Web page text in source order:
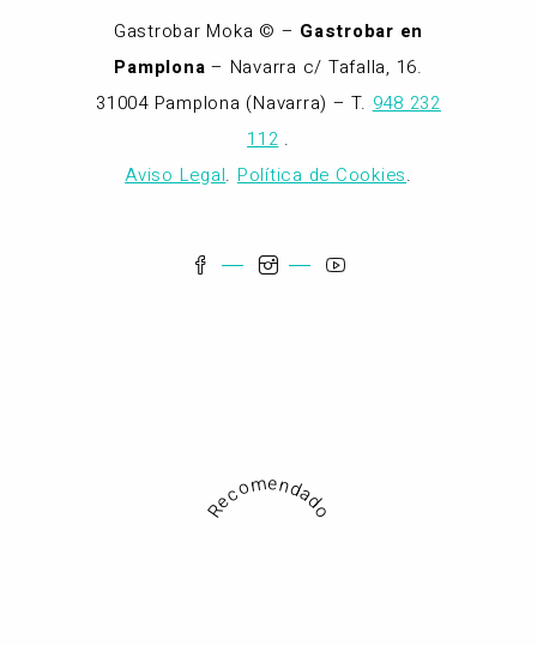
Gastrobar Moka © – Gastrobar en
Pamplona – Navarra c/ Tafalla, 16.
31004 Pamplona (Navarra) – T. 948 232
112 .
Aviso Legal. Política de Cookies.
Recomendado